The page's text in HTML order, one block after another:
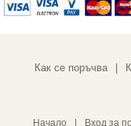
Как се поръчва
Начало | Вход за